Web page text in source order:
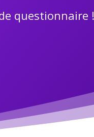
questionnaire !